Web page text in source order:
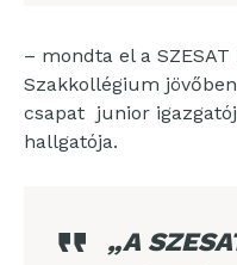
– mondta el a
Szakkollégium
csapat junior
hallgatója.
„A